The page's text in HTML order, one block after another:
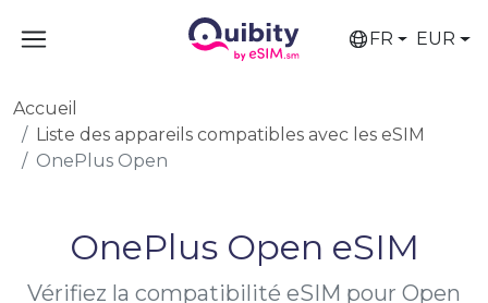
FR EUR
Accueil
Liste des appareils compatibles avec les eSIM
OnePlus Open
OnePlus Open eSIM
Vérifiez la compatibilité eSIM pour Open